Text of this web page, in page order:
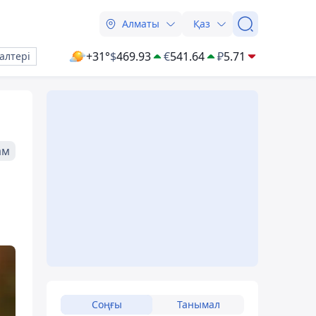
Алматы Қаз
+31°$469.93 €541.64 ₽5.71
Соңғы Танымал